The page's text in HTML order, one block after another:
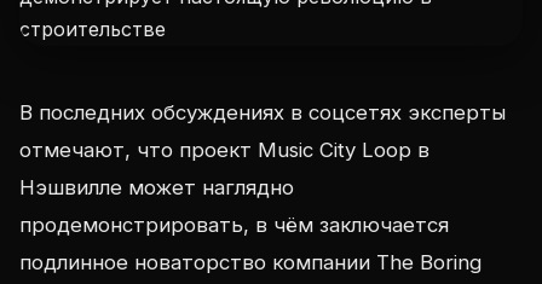
В последних обсуждениях в соцсетях эксперты
отмечают, что проект Music City Loop в
Нэшвилле может наглядно
продемонстрировать, в чём заключается
подлинное новаторство компании The Boring